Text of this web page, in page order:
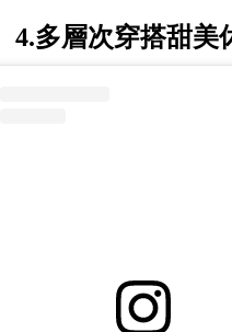
4.多層次穿搭甜美